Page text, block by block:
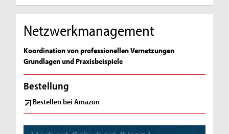
Netzwerkmanagement
Koordination von professionellen Vernetzungen
Grundlagen und Praxisbeispiele
Bestellung
Bestellen bei Amazon